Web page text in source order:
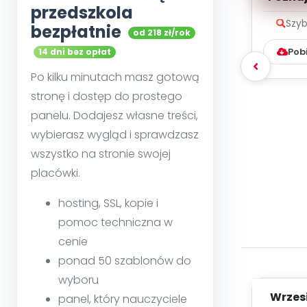
przedszkola
bezpłatnie
od 218 zł/rok
14 dni bez opłat
Po kilku minutach masz gotową
stronę i dostęp do prostego
panelu. Dodajesz własne treści,
wybierasz wygląd i sprawdzasz
wszystko na stronie swojej
placówki.
hosting, SSL, kopie i
pomoc techniczna w
cenie
ponad 50 szablonów do
wyboru
panel, który nauczyciele